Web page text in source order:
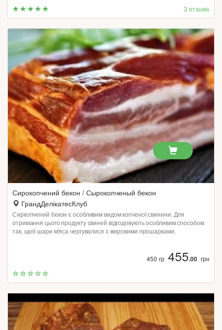
3 отзыва
Сирокопчений бекон / Сырокопченый бекон
ГрандДелікатесКлуб
Сиркопчений бекон є особливим видом копченої свинини. Для
отримання цього продукту свиней відгодовують особливим способом
так, щоб шари м'яса чергувалися з жировими прошарками.
450 гр455.00 грн